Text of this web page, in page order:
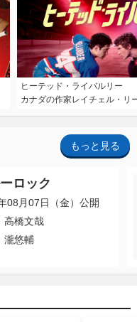
ヒーテッド・ライバルリー
カナダの作家レイチェル・リ
もっと見る
ロック
08月07日（金）公開
高橋文哉
瀧悠輔